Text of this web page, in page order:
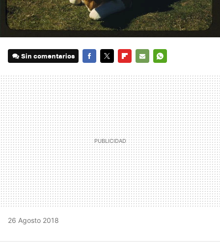
Sin comentarios
MAIL
26 Agosto 2018